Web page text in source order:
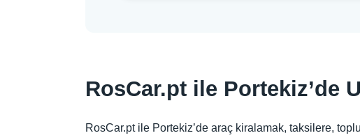
RosCar.pt ile Portekiz’de
RosCar.pt ile Portekiz’de araç kiralamak, taksilere, toplu